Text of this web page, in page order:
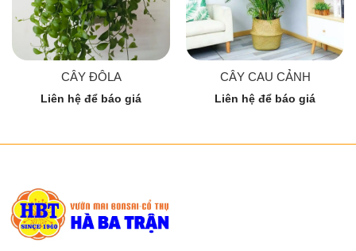
CÂY ĐÔLA
Liên hệ để báo giá
CÂY CAU CẢNH
Liên hệ để báo giá